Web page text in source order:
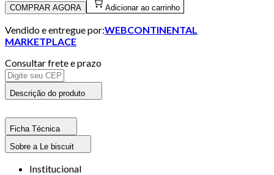
COMPRAR AGORA Adicionar ao carrinho
Vendido e entregue por:WEBCONTINENTAL
MARKETPLACE
Consultar frete e prazo
Descrição do produto
Ficha Técnica
Sobre a Le biscuit
Institucional